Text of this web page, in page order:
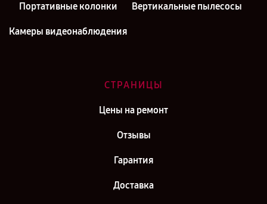
Портативные колонки Вертикальные пылесосы
Камеры видеонаблюдения
СТРАНИЦЫ
Цены на ремонт
Отзывы
Гарантия
Доставка